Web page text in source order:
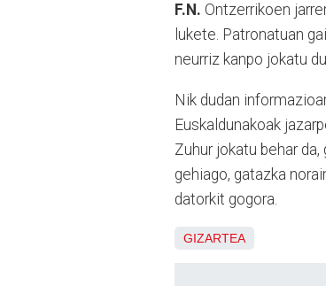
F.N. Ontzerrikoen
lukete. Patronatuan
neurriz kanpo jokatu
Nik dudan
Euskaldunakoak
Zuhur jokatu behar
gehiago, gatazka
datorkit gogora.
GIZARTEA